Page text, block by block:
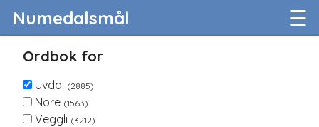
Numedalsmål ☰
Ordbok for
Uvdal (2885)
Nore (1563)
Veggli (3212)